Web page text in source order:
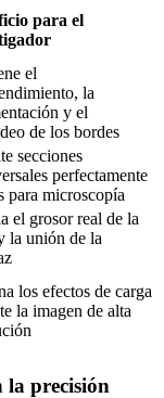
para el
el
la
y el
de los bordes
secciones
perfectamente
para microscopía
el grosor real de la
la unión de la
los efectos de carga
la imagen de alta
la precisión